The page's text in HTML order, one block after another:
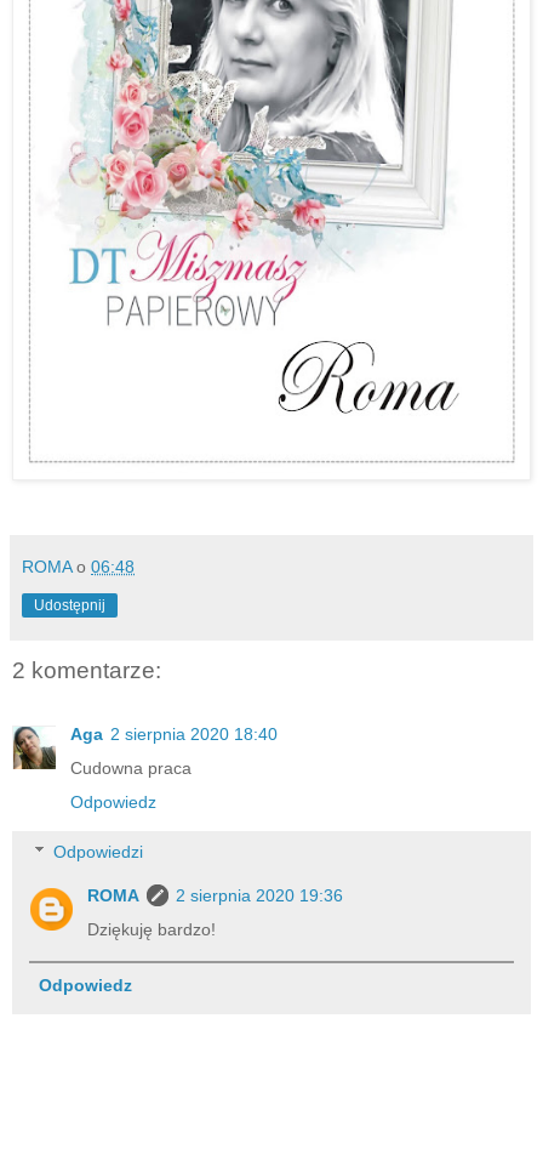
ROMA o 06:48
Udostępnij
2 komentarze:
Aga 2 sierpnia 2020 18:40
Cudowna praca
Odpowiedz
Odpowiedzi
ROMA
2 sierpnia 2020 19:36
Dziękuję bardzo!
Odpowiedz